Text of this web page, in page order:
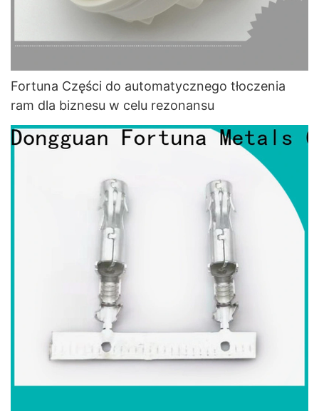
Fortuna Części do automatycznego tłoczenia
ram dla biznesu w celu rezonansu